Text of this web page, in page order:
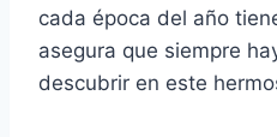
cada época del año
asegura que siempre
descubrir en este